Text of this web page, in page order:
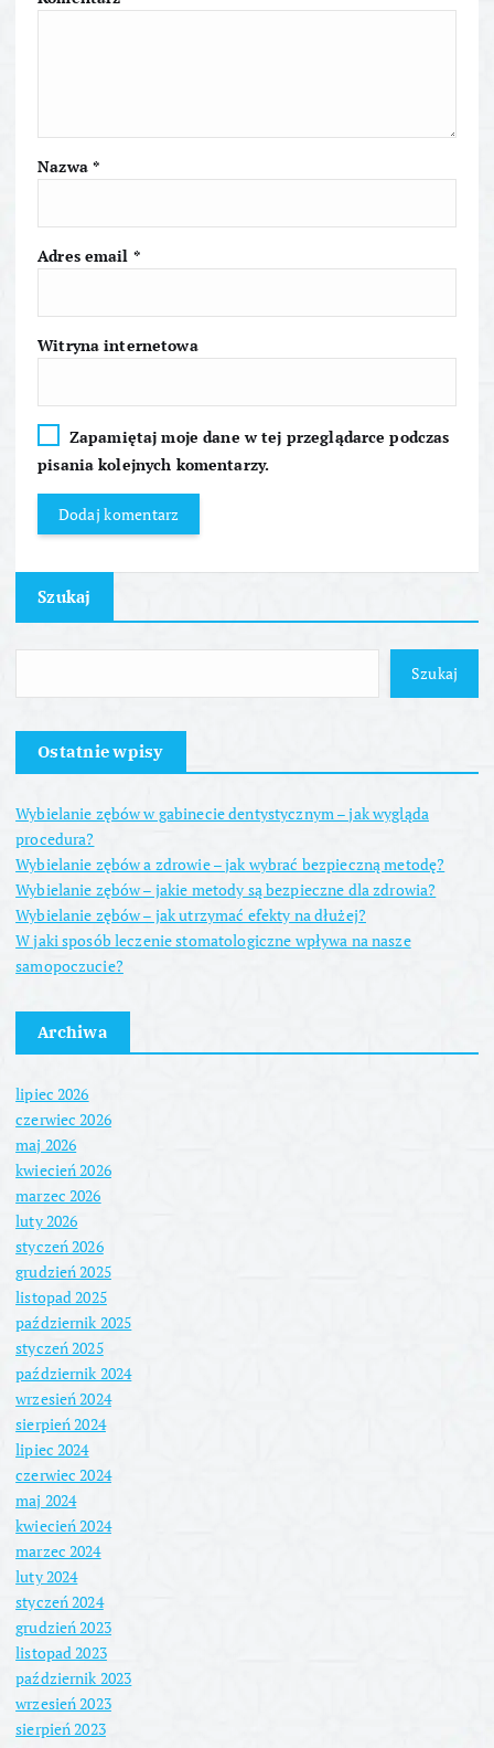
w
i
s
u
Nazwa *
Adres email *
Witryna internetowa
Zapamiętaj moje dane w tej przeglądarce podczas
pisania kolejnych komentarzy.
Szukaj
Szukaj
Ostatnie wpisy
Wybielanie zębów w gabinecie dentystycznym – jak wygląda
procedura?
Wybielanie zębów a zdrowie – jak wybrać bezpieczną metodę?
Wybielanie zębów – jakie metody są bezpieczne dla zdrowia?
Wybielanie zębów – jak utrzymać efekty na dłużej?
W jaki sposób leczenie stomatologiczne wpływa na nasze
samopoczucie?
Archiwa
lipiec 2026
czerwiec 2026
maj 2026
kwiecień 2026
marzec 2026
luty 2026
styczeń 2026
grudzień 2025
listopad 2025
październik 2025
styczeń 2025
październik 2024
wrzesień 2024
sierpień 2024
lipiec 2024
czerwiec 2024
maj 2024
kwiecień 2024
marzec 2024
luty 2024
styczeń 2024
grudzień 2023
listopad 2023
październik 2023
wrzesień 2023
sierpień 2023